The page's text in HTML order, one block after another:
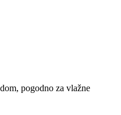
pogodno za vlažne